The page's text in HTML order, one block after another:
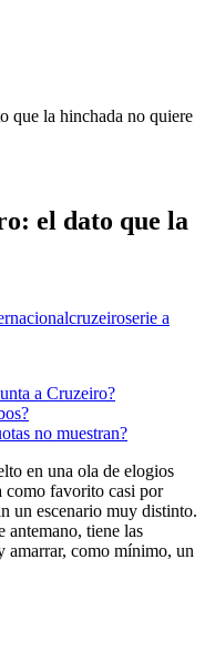
que la hinchada no quiere
el dato que la
cruzeiroserie a
a Cruzeiro?
no muestran?
en una ola de elogios
como favorito casi por
un escenario muy distinto.
antemano, tiene las
amarrar, como mínimo, un